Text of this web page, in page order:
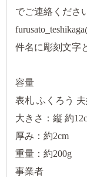
でご連絡くださ
件名に彫刻文字
容量
表札 ふくろう
大きさ：縦 約
厚み：約2cm
重量：約200g
事業者